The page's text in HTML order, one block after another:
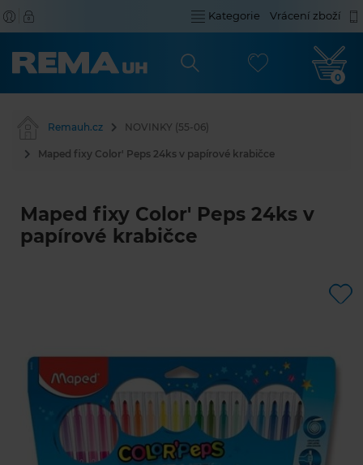
Kategorie Vrácení zboží
0
Remauh.cz NOVINKY (55-06)
Maped fixy Color' Peps 24ks v papírové krabičce
Maped fixy Color' Peps 24ks v
papírové krabičce